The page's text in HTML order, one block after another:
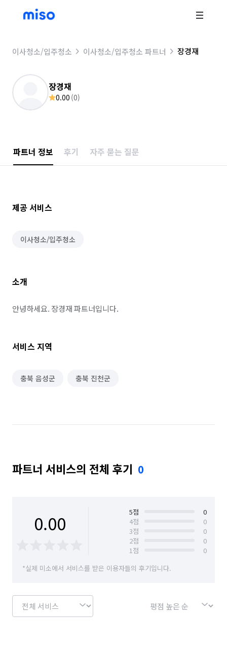
이사청소/입주청소 이사청소/입주청소 파트너 장경재
장경재
0.00 (0)
파트너 정보 후기 자주 묻는 질문
제공 서비스
이사청소/입주청소
소개
안녕하세요. 장경재 파트너입니다.
서비스 지역
충북 음성군 충북 진천군
파트너 서비스의 전체 후기 0
0.00 5점
0
4점
0
3점
0
2점
0
1점
0
*실제 미소에서 서비스를 받은 이용자들의 후기입니다.